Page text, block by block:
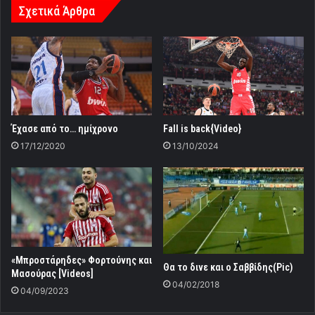
Σχετικά Άρθρα
Έχασε από το… ημίχρονο
17/12/2020
Fall is back{Video}
13/10/2024
«Μπροστάρηδες» Φορτούνης και
Μασούρας [Videos]
04/09/2023
Θα το δινε και ο Σαββίδης(Pic)
04/02/2018